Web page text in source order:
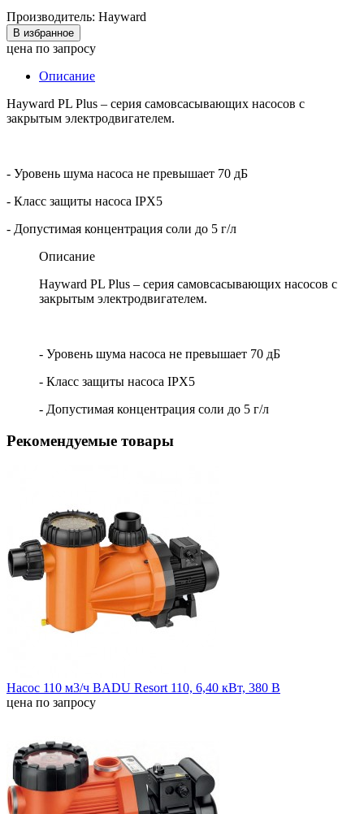
Производитель: Hayward
В избранное
цена по запросу
Описание
Hayward PL Plus – cерия самовсасывающих насосов с
закрытым электродвигателем.
- Уровень шума насоса не превышает 70 дБ
- Класс защиты насоса IPX5
- Допустимая концентрация соли до 5 г/л
Описание
Hayward PL Plus – cерия самовсасывающих насосов с
закрытым электродвигателем.
- Уровень шума насоса не превышает 70 дБ
- Класс защиты насоса IPX5
- Допустимая концентрация соли до 5 г/л
Рекомендуемые товары
Насос 110 м3/ч BADU Resort 110, 6,40 кВт, 380 В
цена по запросу